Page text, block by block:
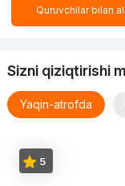
Quruvchilar bilan
Sizni qiziqtirishi
Yaqin-atrofda
5